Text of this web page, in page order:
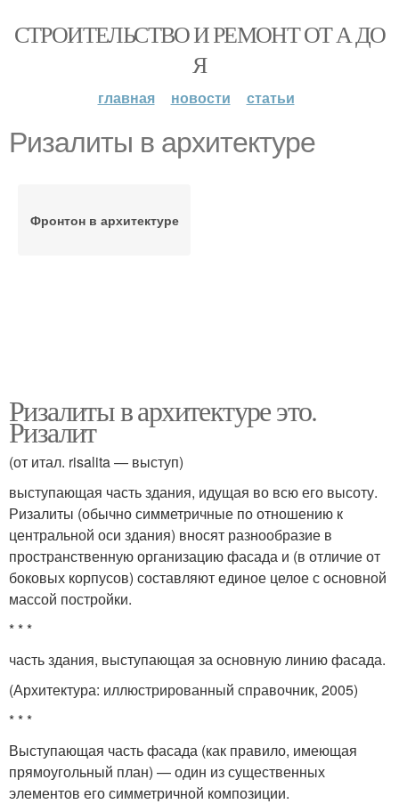
СТРОИТЕЛЬСТВО И РЕМОНТ ОТ А ДО
Я
главная новости статьи
Ризалиты в архитектуре
Фронтон в архитектуре
Ризалиты в архитектуре это.
Ризалит
(от итал. risalita — выступ)
выступающая часть здания, идущая во всю его высоту.
Ризалиты (обычно симметричные по отношению к
центральной оси здания) вносят разнообразие в
пространственную организацию фасада и (в отличие от
боковых корпусов) составляют единое целое с основной
массой постройки.
* * *
часть здания, выступающая за основную линию фасада.
(Архитектура: иллюстрированный справочник, 2005)
* * *
Выступающая часть фасада (как правило, имеющая
прямоугольный план) — один из существенных
элементов его симметричной композиции.